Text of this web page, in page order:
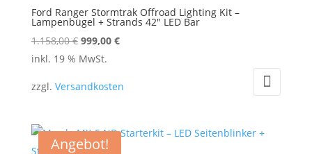
Ford Ranger Stormtrak Offroad Lighting Kit –
Lampenbügel + Strands 42″ LED Bar
1.158,00€ Ursprünglicher
Preis
1.158,00 €
999,00 €Aktueller
999,00 €.
inkl. 19 % MwSt.
zzgl. Versandkosten
Angebot!